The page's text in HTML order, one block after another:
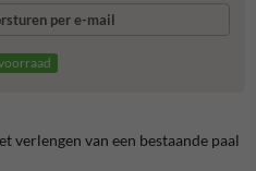
per e-mail
verlengen van een bestaande paal